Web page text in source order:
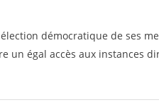
démocratique de ses
un égal accès aux instances